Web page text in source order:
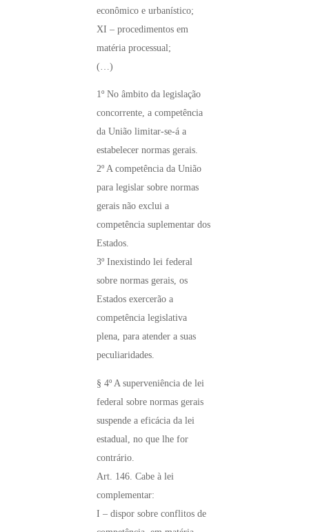
econômico e urbanístico;
XI – procedimentos em
matéria processual;
(…)
1º No âmbito da legislação
concorrente, a competência
da União limitar-se-á a
estabelecer normas gerais.
2º A competência da União
para legislar sobre normas
gerais não exclui a
competência suplementar dos
Estados.
3º Inexistindo lei federal
sobre normas gerais, os
Estados exercerão a
competência legislativa
plena, para atender a suas
peculiaridades.
§ 4º A superveniência de lei
federal sobre normas gerais
suspende a eficácia da lei
estadual, no que lhe for
contrário.
Art. 146. Cabe à lei
complementar:
I – dispor sobre conflitos de